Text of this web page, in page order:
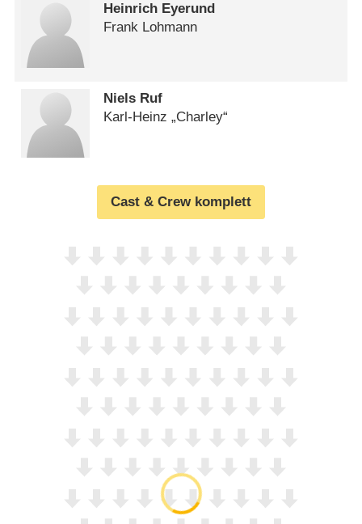
Heinrich Eyerund
Frank Lohmann
Niels Ruf
Karl-Heinz „Charley“
Cast & Crew komplett